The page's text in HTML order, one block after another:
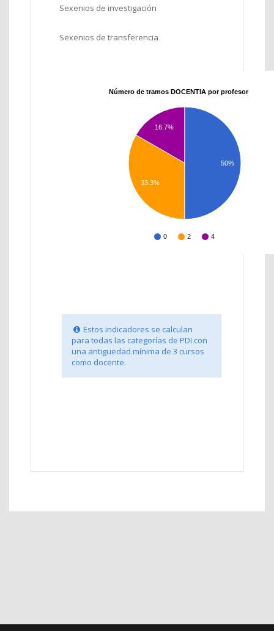
Sexenios de investigación
Sexenios de transferencia
Número de tramos DOCENTIA por profesor
0 2 4
16.7%
33.3%
50%
Estos indicadores se calculan
para todas las categorías de PDI con
una antigüedad mínima de 3 cursos
como docente.